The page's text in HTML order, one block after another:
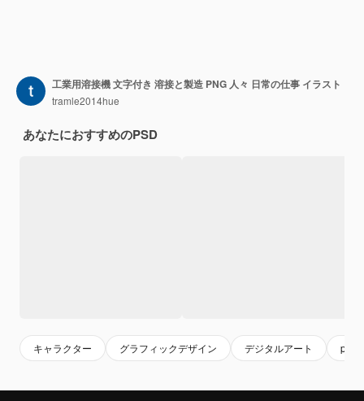
工業用溶接機 文字付き 溶接と製造 PNG 人々 日常の仕事 イラスト
tramle2014hue
あなたにおすすめのPSD
キャラクター グラフィックデザイン デジタルアート png